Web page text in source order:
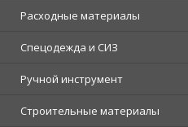
Расходные материалы
Спецодежда и СИЗ
Ручной инструмент
Строительные материалы